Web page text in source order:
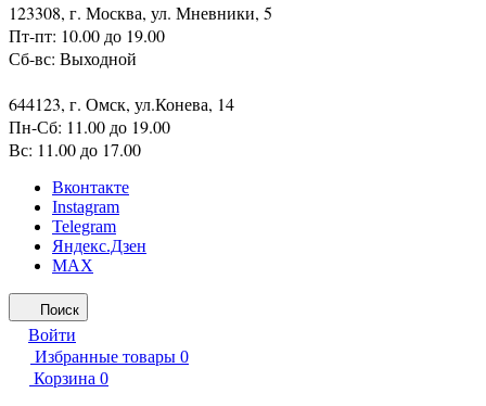
123308, г. Москва, ул. Мневники, 5
Пт-пт: 10.00 до 19.00
Сб-вс: Выходной
644123, г. Омск, ул.Конева, 14
Пн-Сб: 11.00 до 19.00
Вс: 11.00 до 17.00
Вконтакте
Instagram
Telegram
Яндекс.Дзен
MAX
Поиск
Войти
Избранные товары 0
Корзина 0